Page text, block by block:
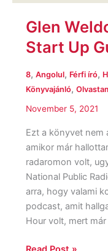
Glen
Start Up
8, Angolul, Férfi író,
Könyvajánló,
November 5, 2021
Ezt a könyvet nem
amikor már
radaromon volt,
National Public
arra, hogy valami
podcast, amit
Hour volt, mert